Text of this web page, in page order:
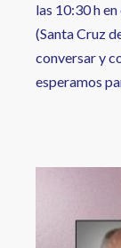
las 10:30 h
(Santa Cruz
conversar y
esperamos